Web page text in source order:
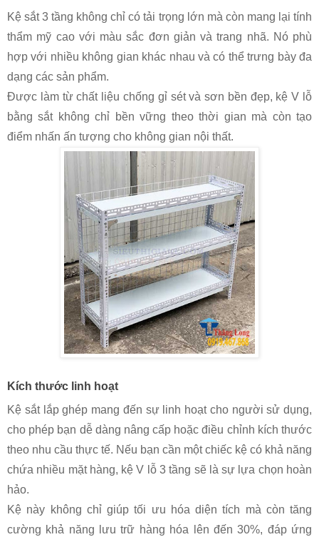
Kệ sắt 3 tầng không chỉ có tải trọng lớn mà còn mang lại tính
thẩm mỹ cao với màu sắc đơn giản và trang nhã. Nó phù
hợp với nhiều không gian khác nhau và có thể trưng bày đa
dạng các sản phẩm.
Được làm từ chất liệu chống gỉ sét và sơn bền đẹp, kệ V lỗ
bằng sắt không chỉ bền vững theo thời gian mà còn tạo
điểm nhấn ấn tượng cho không gian nội thất.
Kích thước linh hoạt
Kệ sắt lắp ghép mang đến sự linh hoạt cho người sử dụng,
cho phép bạn dễ dàng nâng cấp hoặc điều chỉnh kích thước
theo nhu cầu thực tế. Nếu bạn cần một chiếc kệ có khả năng
chứa nhiều mặt hàng, kệ V lỗ 3 tầng sẽ là sự lựa chọn hoàn
hảo.
Kệ này không chỉ giúp tối ưu hóa diện tích mà còn tăng
cường khả năng lưu trữ hàng hóa lên đến 30%, đáp ứng